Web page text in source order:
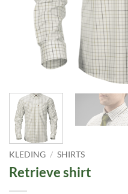
KLEDING / SHIRTS
Retrieve shirt